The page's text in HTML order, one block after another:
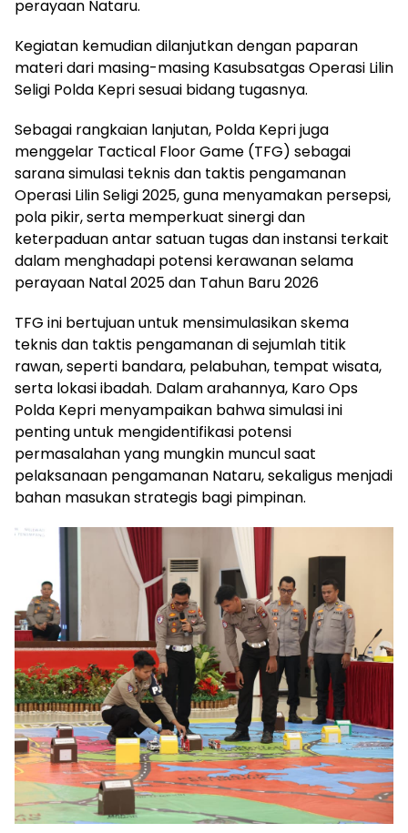
perayaan Nataru.
Kegiatan kemudian dilanjutkan dengan paparan
materi dari masing-masing Kasubsatgas Operasi Lilin
Seligi Polda Kepri sesuai bidang tugasnya.
Sebagai rangkaian lanjutan, Polda Kepri juga
menggelar Tactical Floor Game (TFG) sebagai
sarana simulasi teknis dan taktis pengamanan
Operasi Lilin Seligi 2025, guna menyamakan persepsi,
pola pikir, serta memperkuat sinergi dan
keterpaduan antar satuan tugas dan instansi terkait
dalam menghadapi potensi kerawanan selama
perayaan Natal 2025 dan Tahun Baru 2026
TFG ini bertujuan untuk mensimulasikan skema
teknis dan taktis pengamanan di sejumlah titik
rawan, seperti bandara, pelabuhan, tempat wisata,
serta lokasi ibadah. Dalam arahannya, Karo Ops
Polda Kepri menyampaikan bahwa simulasi ini
penting untuk mengidentifikasi potensi
permasalahan yang mungkin muncul saat
pelaksanaan pengamanan Nataru, sekaligus menjadi
bahan masukan strategis bagi pimpinan.